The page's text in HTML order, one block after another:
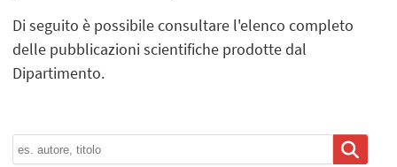
Di seguito è possibile consultare l'elenco completo
delle pubblicazioni scientifiche prodotte dal
Dipartimento.